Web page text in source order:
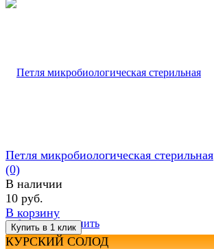
избранное сравнить
Петля микробиологическая стерильная
(0)
В наличии
10 руб.
В корзину
КУРСКИЙ СОЛОД